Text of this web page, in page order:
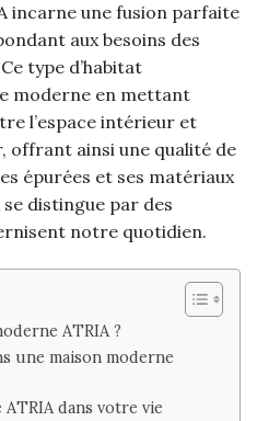
incarne une fusion parfaite
aux besoins des
type d’habitat
moderne en mettant
l’espace intérieur et
offrant ainsi une qualité de
épurées et ses matériaux
se distingue par des
notre quotidien.
ATRIA ?
une maison moderne
dans votre vie